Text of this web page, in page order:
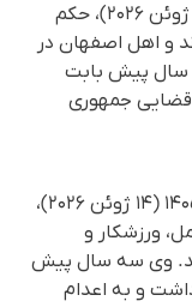
بامداد روز دوشنبه ۲۵ خردادماه ۱۴۰۵ (۱۵ ژوئن ۲۰۲۶)، حکم
و اهل اصفهان در
زندان این شهر اجرا شد. این شهروند لُر ۱۲ سال پیش بابت
قضایی جمهوری
همچنین، سحرگاه یکشنبه ۲۴ خردادماه ۱۴۰۵ (۱۴ ژوئن ۲۰۲۶)،
ورزشکار و
شد. وی سه سال پیش
دختر ۱۶ ساله بازداشت و به اعدام